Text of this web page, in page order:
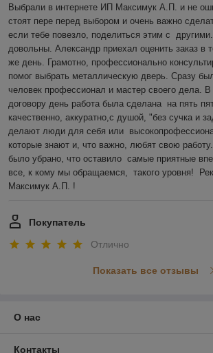
Выбрали в интернете ИП Максимук А.П. и не
стоят пере перед выбором и очень важно
если тебе повезло, поделиться этим с
довольны. Александр приехал оценить заказ в
же день. Грамотно, профессионально
помог выбрать металлическую дверь. Сразу
человек профессионал и мастер своего дела. В
договору день работа была сделана  на пять
качественно, аккуратно,с душой, "без сучка и
делают люди для себя или
которые знают и, что важно, любят свою
было убрано, что оставило  самые приятные
все, к кому мы обращаемся,  такого уровня!
Максимук А.П. !
Покупатель
Отлично
Показать все отзывы
О нас
Контакты